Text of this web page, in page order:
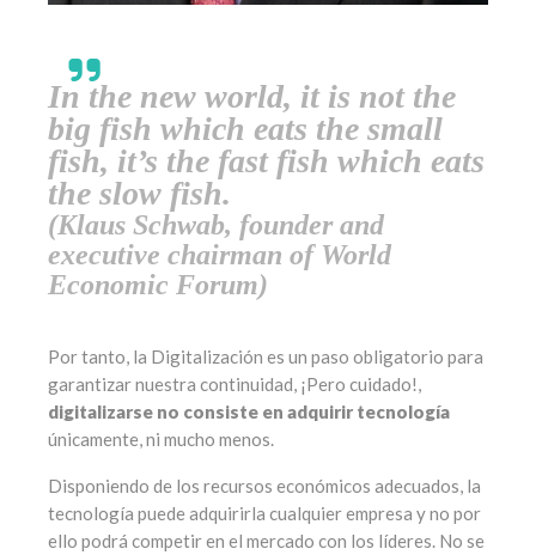
In the new world, it is not the
big fish which eats the small
fish, it’s the fast fish which eats
the slow fish.
(Klaus Schwab, founder and
executive chairman of World
Economic Forum)
Por tanto, la Digitalización es un paso obligatorio para
garantizar nuestra continuidad, ¡Pero cuidado!,
digitalizarse no consiste en adquirir tecnología
únicamente, ni mucho menos.
Disponiendo de los recursos económicos adecuados, la
tecnología puede adquirirla cualquier empresa y no por
ello podrá competir en el mercado con los líderes. No se